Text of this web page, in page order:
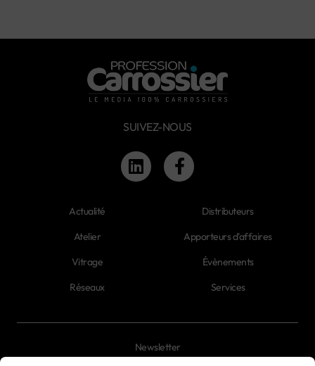
SUIVEZ-NOUS
Actualité
Atelier
Vitrage
Réseaux
Distributeurs
Apporteurs d'affaires
Évènements
Services
Newsletter